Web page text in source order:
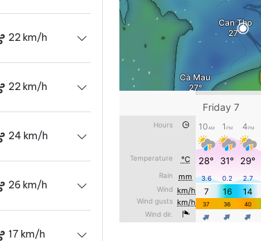
22 km/h
22 km/h
24 km/h
26 km/h
17 km/h